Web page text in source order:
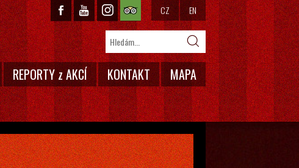
REPORTY z AKCÍ KONTAKT MAPA
CZ EN